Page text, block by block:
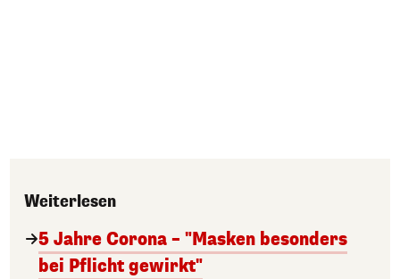
Weiterlesen
5 Jahre Corona – "Masken besonders
bei Pflicht gewirkt"